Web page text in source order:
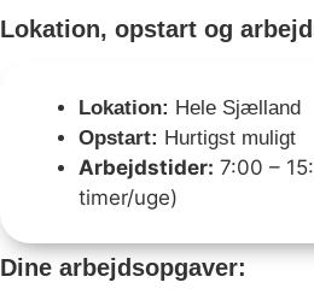
Lokation, opstart og
Lokation: Hele Sjælland
Opstart: Hurtigst muligt
Arbejdstider: 7:00 –
timer/uge)
Dine arbejdsopgaver: